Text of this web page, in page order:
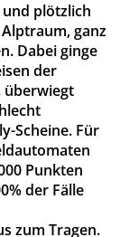
und plötzlich
ganz
Dabei ginge
der
überwiegt
Scheine. Für
Punkten
der Fälle
zum Tragen.